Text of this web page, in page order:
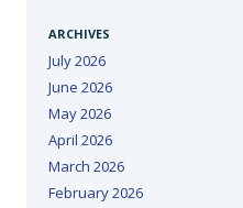
ARCHIVES
July 2026
June 2026
May 2026
April 2026
March 2026
February 2026